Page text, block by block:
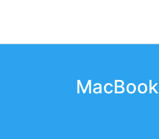
كيفية تشغيل أقراص Blu-ray على جهاز Mac (على سبيل المثال MacBook